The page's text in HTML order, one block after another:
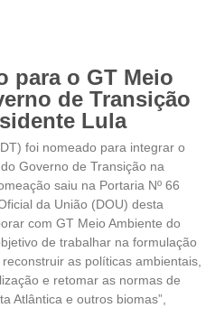
para o GT Meio
de Transição
Lula
foi nomeado para integrar o
Governo de Transição na
saiu na Portaria Nº 66
da União (DOU) desta
com GT Meio Ambiente do
de trabalhar na formulação
as políticas ambientais,
e retomar as normas de
Atlântica e outros biomas”,